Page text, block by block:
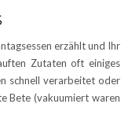
erzählt und Ihr
Zutaten oft einiges
schnell verarbeitet oder
Bete (vakuumiert waren